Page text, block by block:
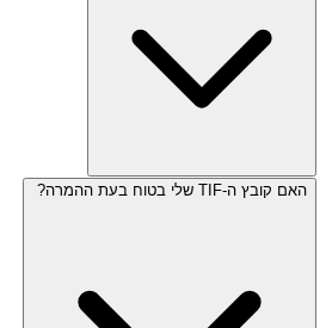
האם קובץ ה-TIF שלי בטוח בעת ההמרה?